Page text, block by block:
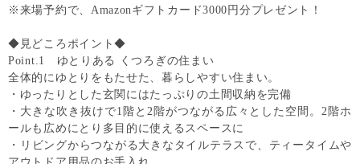
※来場予約で、Amazonギフトカード3000円分プレゼント！
◆見どころポイント◆
Point.1 ゆとりある くつろぎの住まい
全体的にゆとりをもたせた、暮らしやすい住まい。
・ゆったりとした玄関にはたっぷりの土間収納を完備
・大きな吹き抜けで1階と2階がつながる広々とした空間。2階ホ
ールも広めにとり多目的に使えるスペースに
・リビングからつながる大きなタイルテラスで、ティータイムや
アウトドア用品のお手入れ